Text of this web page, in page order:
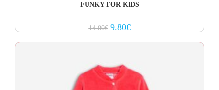
FUNKY FOR KIDS
14.00€ Original
price
9.80€Current
price